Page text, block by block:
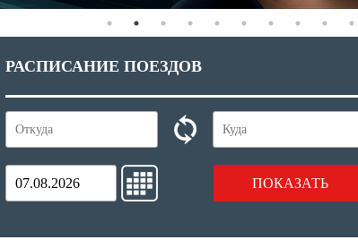
РАСПИСАНИЕ ПОЕЗДОВ
ПОКАЗАТЬ